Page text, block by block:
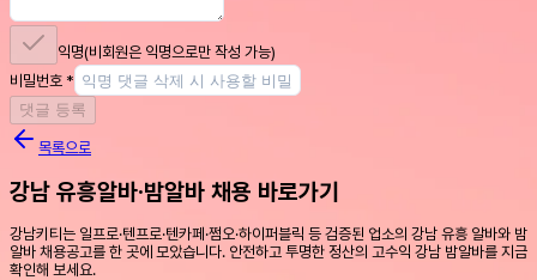
익명(비회원은 익명으로만 작성 가능)
비밀번호 *
댓글 등록
목록으로
강남 유흥알바·밤알바 채용 바로가기
강남키티는 일프로·텐프로·텐카페·쩜오·하이퍼블릭 등 검증된 업소의 강남 유흥 알바와 밤
알바 채용공고를 한 곳에 모았습니다. 안전하고 투명한 정산의 고수익 강남 밤알바를 지금
확인해 보세요.